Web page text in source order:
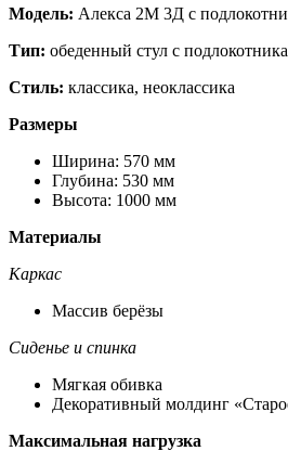
Модель: Алекса 2М 3Д с
Тип: обеденный стул с
Стиль: классика, неоклассика
Размеры
Ширина: 570 мм
Глубина: 530 мм
Высота: 1000 мм
Материалы
Каркас
Массив берёзы
Сиденье и спинка
Мягкая обивка
Декоративный молдинг
Максимальная нагрузка